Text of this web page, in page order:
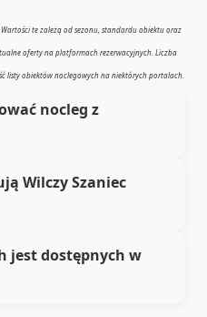
te zależą od sezonu, standardu obiektu oraz
oferty na platformach rezerwacyjnych. Liczba
listy obiektów noclegowych na niektórych portalach.
nocleg z
Wilczy Szaniec
jest dostępnych w